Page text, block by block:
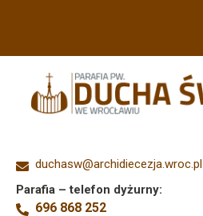
duchasw@archidiecezja.wroc.pl
Parafia – telefon dyżurny:
696 868 252